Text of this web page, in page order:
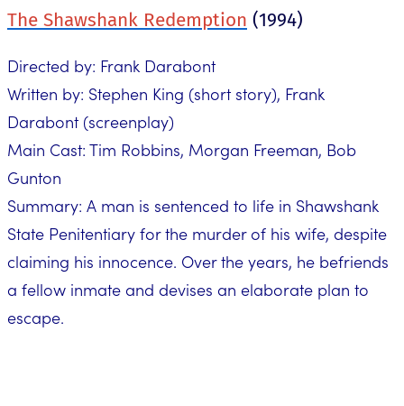
The Shawshank Redemption (1994)
Directed by: Frank Darabont
Written by: Stephen King (short story), Frank
Darabont (screenplay)
Main Cast: Tim Robbins, Morgan Freeman, Bob
Gunton
Summary: A man is sentenced to life in Shawshank
State Penitentiary for the murder of his wife, despite
claiming his innocence. Over the years, he befriends
a fellow inmate and devises an elaborate plan to
escape.